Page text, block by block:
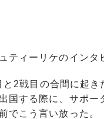
ティーリケのイン
2戦目の合間に起き
国する際に、サポー
でこう言い放った。